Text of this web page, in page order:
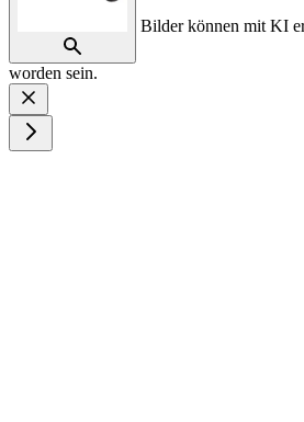
Bilder können mit KI
worden sein.